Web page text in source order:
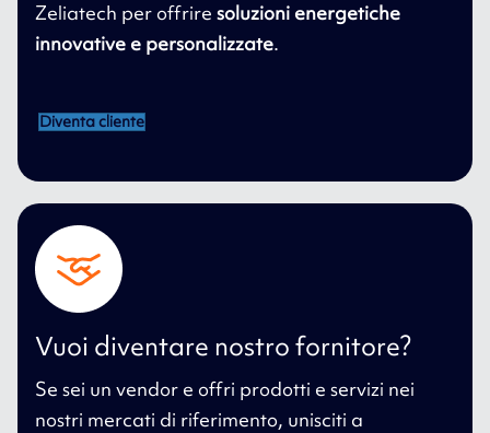
Zeliatech per offrire soluzioni energetiche
innovative e personalizzate.
Diventa cliente
Vuoi diventare nostro fornitore?
Se sei un vendor e offri prodotti e servizi nei
nostri mercati di riferimento, unisciti a